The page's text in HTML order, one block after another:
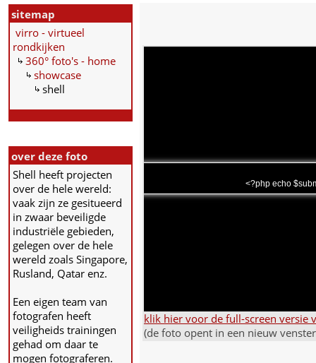
sitemap
virro - virtueel
rondkijken
360° foto's - home
showcase
shell
over deze foto
Shell heeft projecten
over de hele wereld:
vaak zijn ze gesitueerd
in zwaar beveiligde
industriële gebieden,
gelegen over de hele
wereld zoals Singapore,
Rusland, Qatar enz.
Een eigen team van
fotografen heeft
veiligheids trainingen
gehad om daar te
mogen fotograferen.
<?php echo
klik hier voor de full-screen versie
(de foto opent in een nieuw